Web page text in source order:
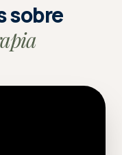
sobre